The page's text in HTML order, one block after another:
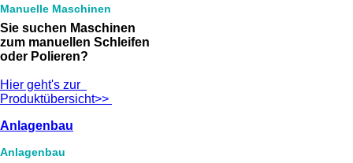
Manuelle Maschinen
Sie suchen Maschinen
zum manuellen Schleifen
oder Polieren?
Hier geht's zur
Produktübersicht>>
Anlagenbau
Anlagenbau